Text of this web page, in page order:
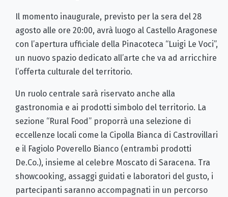
Il momento inaugurale, previsto per la sera del 28
agosto alle ore 20:00, avrà luogo al Castello Aragonese
con l’apertura ufficiale della Pinacoteca “Luigi Le Voci”,
un nuovo spazio dedicato all’arte che va ad arricchire
l’offerta culturale del territorio.
Un ruolo centrale sarà riservato anche alla
gastronomia e ai prodotti simbolo del territorio. La
sezione “Rural Food” proporrà una selezione di
eccellenze locali come la Cipolla Bianca di Castrovillari
e il Fagiolo Poverello Bianco (entrambi prodotti
De.Co.), insieme al celebre Moscato di Saracena. Tra
showcooking, assaggi guidati e laboratori del gusto, i
partecipanti saranno accompagnati in un percorso